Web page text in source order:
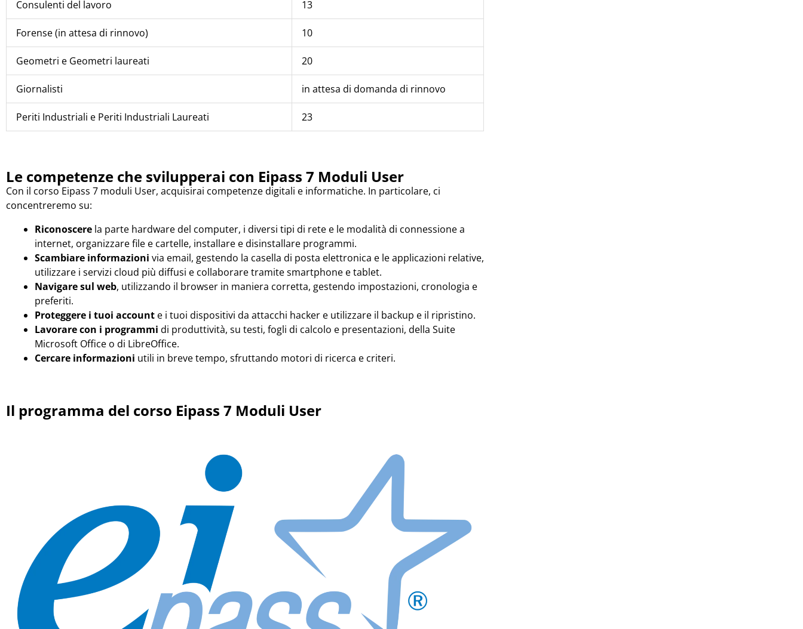
Consulenti del lavoro 13
Forense (in attesa di rinnovo) 10
Geometri e Geometri laureati 20
Giornalisti in attesa di domanda di rinnovo
Periti Industriali e Periti Industriali Laureati 23
Le competenze che svilupperai con Eipass 7 Moduli User
Con il corso Eipass 7 moduli User, acquisirai competenze digitali e informatiche. In particolare, ci
concentreremo su:
Riconoscere la parte hardware del computer, i diversi tipi di rete e le modalità di connessione a
internet, organizzare file e cartelle, installare e disinstallare programmi.
Scambiare informazioni via email, gestendo la casella di posta elettronica e le applicazioni relative,
utilizzare i servizi cloud più diffusi e collaborare tramite smartphone e tablet.
Navigare sul web, utilizzando il browser in maniera corretta, gestendo impostazioni, cronologia e
preferiti.
Proteggere i tuoi account e i tuoi dispositivi da attacchi hacker e utilizzare il backup e il ripristino.
Lavorare con i programmi di produttività, su testi, fogli di calcolo e presentazioni, della Suite
Microsoft Office o di LibreOffice.
Cercare informazioni utili in breve tempo, sfruttando motori di ricerca e criteri.
Il programma del corso Eipass 7 Moduli User